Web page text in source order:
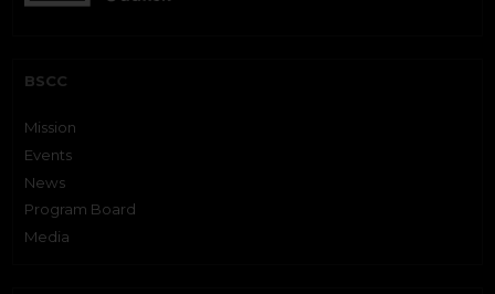
BSCC
Mission
Events
News
Program Board
Media